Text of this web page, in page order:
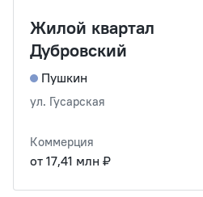
Жилой квартал
Дубровский
Пушкин
ул. Гусарская
Коммерция
от 17,41 млн ₽